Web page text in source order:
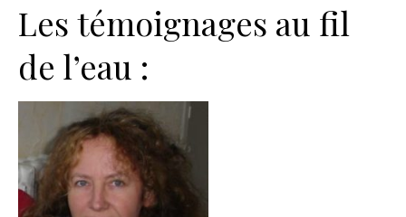
Les témoignages au fil
de l’eau :